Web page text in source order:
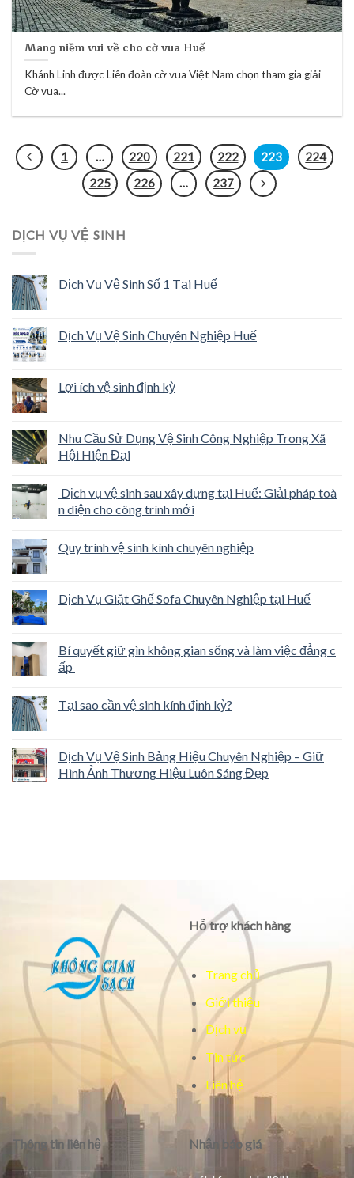
Mang niềm vui về cho cờ vua Huế
Khánh Linh được Liên đoàn cờ vua Việt Nam chọn tham gia giải
Cờ vua...
1 … 220 221 222 223
224
225
226 … 237
DỊCH VỤ VỆ SINH
Dịch Vụ Vệ Sinh Số 1 Tại Huế
Dịch Vụ Vệ Sinh Chuyên Nghiệp Huế
Lợi ích vệ sinh định kỳ
Nhu Cầu Sử Dụng Vệ Sinh Công Nghiệp Trong Xã
Hội Hiện Đại
Dịch vụ vệ sinh sau xây dựng tại Huế: Giải pháp toà
n diện cho công trình mới
Quy trình vệ sinh kính chuyên nghiệp
Dịch Vụ Giặt Ghế Sofa Chuyên Nghiệp tại Huế
Bí quyết giữ gìn không gian sống và làm việc đẳng c
ấp
Tại sao cần vệ sinh kính định kỳ?
Dịch Vụ Vệ Sinh Bảng Hiệu Chuyên Nghiệp – Giữ
Hình Ảnh Thương Hiệu Luôn Sáng Đẹp
Hỗ trợ khách hàng
Trang chủ
Giới thiệu
Dịch vụ
Tin tức
Liên hệ
Thông tin liên hệ Nhận báo giá